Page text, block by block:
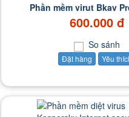
Phần mềm virut Bkav
600.000 đ
So sánh
Đặt hàng Yêu